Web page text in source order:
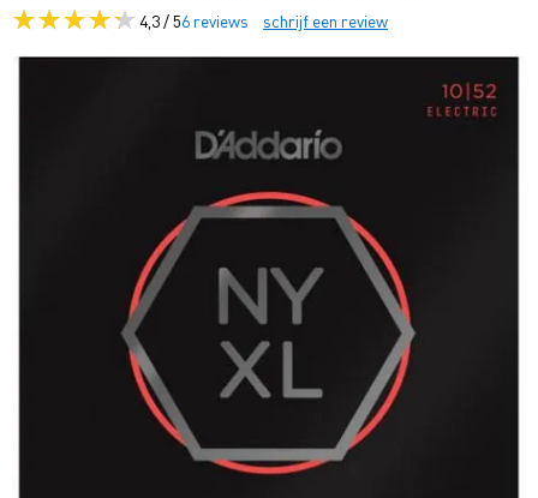
4,3 / 56 reviews schrijf een review